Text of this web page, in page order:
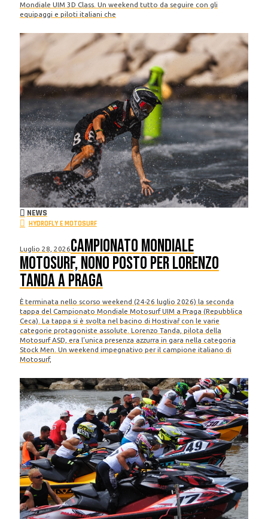
Mondiale UIM 3D Class. Un weekend tutto da seguire con gli
equipaggi e piloti italiani che
NEWS
HYDROFLY E MOTOSURF
Luglio 28, 2026Campionato Mondiale
Motosurf, nono posto per Lorenzo
Tanda a Praga
È terminata nello scorso weekend (24-26 luglio 2026) la seconda
tappa del Campionato Mondiale Motosurf UIM a Praga (Repubblica
Ceca). La tappa si è svolta nel bacino di Hostivař con le varie
categorie protagoniste assolute. Lorenzo Tanda, pilota della
Motosurf ASD, era l’unica presenza azzurra in gara nella categoria
Stock Men. Un weekend impegnativo per il campione italiano di
Motosurf,